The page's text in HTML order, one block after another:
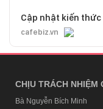
Cập nhật kiến
cafebiz.vn
CHỊU TRÁCH NHIỆM
Bà Nguyễn Bích Minh